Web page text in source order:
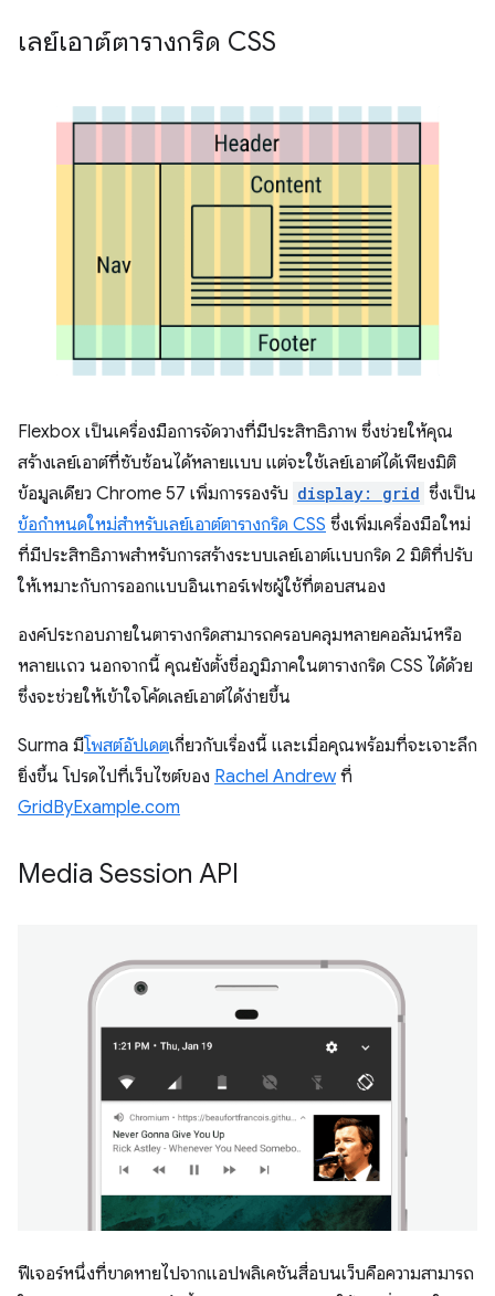
เลย์เอาต์ตารางกริด CSS
Flexbox เป็นเครื่องมือการจัดวางที่มีประสิทธิภาพ ซึ่งช่วยให้คุณ
สร้างเลย์เอาต์ที่ซับซ้อนได้หลายแบบ แต่จะใช้เลย์เอาต์ได้เพียงมิติ
ข้อมูลเดียว Chrome 57 เพิ่มการรองรับ display: grid ซึ่งเป็น
ข้อกำหนดใหม่สำหรับเลย์เอาต์ตารางกริด CSS ซึ่งเพิ่มเครื่องมือใหม่
ที่มีประสิทธิภาพสำหรับการสร้างระบบเลย์เอาต์แบบกริด 2 มิติที่ปรับ
ให้เหมาะกับการออกแบบอินเทอร์เฟซผู้ใช้ที่ตอบสนอง
องค์ประกอบภายในตารางกริดสามารถครอบคลุมหลายคอลัมน์หรือ
หลายแถว นอกจากนี้ คุณยังตั้งชื่อภูมิภาคในตารางกริด CSS ได้ด้วย
ซึ่งจะช่วยให้เข้าใจโค้ดเลย์เอาต์ได้ง่ายขึ้น
Surma มีโพสต์อัปเดตเกี่ยวกับเรื่องนี้ และเมื่อคุณพร้อมที่จะเจาะลึก
ยิ่งขึ้น โปรดไปที่เว็บไซต์ของ Rachel Andrewที่
GridByExample.com
Media Session API
ฟีเจอร์หนึ่งที่ขาดหายไปจากแอปพลิเคชันสื่อบนเว็บคือความสามารถ